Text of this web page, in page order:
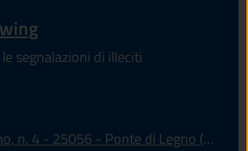
segnalazioni di illeciti
n. 4 - 25056 - Ponte di Legno (BS)